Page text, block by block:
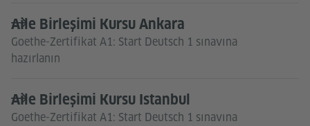
Goethe-Zertifikat A1: Start Deutsch 1 sınavına
hazırlanın
Aile Birleşimi Kursu Ankara
Goethe-Zertifikat A1: Start Deutsch 1 sınavına
Aile Birleşimi Kursu Istanbul